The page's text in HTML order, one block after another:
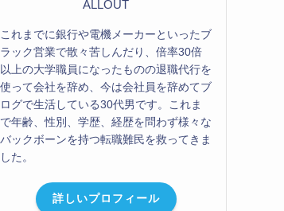
ALLOUT
これまでに銀行や電機メーカーといったブ
ラック営業で散々苦しんだり、倍率30倍
以上の大学職員になったものの退職代行を
使って会社を辞め、今は会社員を辞めてブ
ログで生活している30代男です。これま
で年齢、性別、学歴、経歴を問わず様々な
バックボーンを持つ転職難民を救ってきま
した。
詳しいプロフィール